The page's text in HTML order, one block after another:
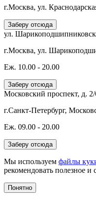
г.Москва, ул.
Заберу отсюда
ул.
г.Москва, ул.
Еж. 10.00 - 20.00
Заберу отсюда
Московский проспект, д.
г.Санкт-Петербург,
Еж. 09.00 - 20.00
Заберу отсюда
Мы используем файлы
рекомендовать полезное и
Понятно